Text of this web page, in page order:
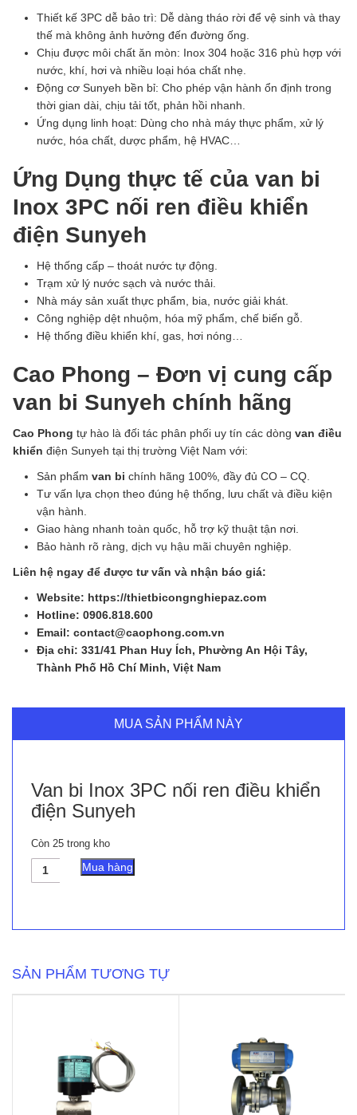
Thiết kế 3PC dễ bảo trì: Dễ dàng tháo rời để vệ sinh và thay
thế mà không ảnh hưởng đến đường ống.
Chịu được môi chất ăn mòn: Inox 304 hoặc 316 phù hợp với
nước, khí, hơi và nhiều loại hóa chất nhẹ.
Động cơ Sunyeh bền bỉ: Cho phép vận hành ổn định trong
thời gian dài, chịu tải tốt, phản hồi nhanh.
Ứng dụng linh hoạt: Dùng cho nhà máy thực phẩm, xử lý
nước, hóa chất, dược phẩm, hệ HVAC…
Ứng Dụng thực tế của van bi
Inox 3PC nối ren điều khiển
điện Sunyeh
Hệ thống cấp – thoát nước tự động.
Trạm xử lý nước sạch và nước thải.
Nhà máy sản xuất thực phẩm, bia, nước giải khát.
Công nghiệp dệt nhuộm, hóa mỹ phẩm, chế biến gỗ.
Hệ thống điều khiển khí, gas, hơi nóng…
Cao Phong – Đơn vị cung cấp
van bi Sunyeh chính hãng
Cao Phong tự hào là đối tác phân phối uy tín các dòng van điều
khiển điện Sunyeh tại thị trường Việt Nam với:
Sản phẩm van bi chính hãng 100%, đầy đủ CO – CQ.
Tư vấn lựa chọn theo đúng hệ thống, lưu chất và điều kiện
vận hành.
Giao hàng nhanh toàn quốc, hỗ trợ kỹ thuật tận nơi.
Bảo hành rõ ràng, dịch vụ hậu mãi chuyên nghiệp.
Liên hệ ngay để được tư vấn và nhận báo giá:
Website: https://thietbicongnghiepaz.com
Hotline: 0906.818.600
Email: contact@caophong.com.vn
Địa chỉ: 331/41 Phan Huy Ích, Phường An Hội Tây,
Thành Phố Hồ Chí Minh, Việt Nam
MUA SẢN PHẨM NÀY
Van bi Inox 3PC nối ren điều khiển
điện Sunyeh
Còn 25 trong kho
Van
điện
Sunyeh
Mua hàng
SẢN PHẨM TƯƠNG TỰ